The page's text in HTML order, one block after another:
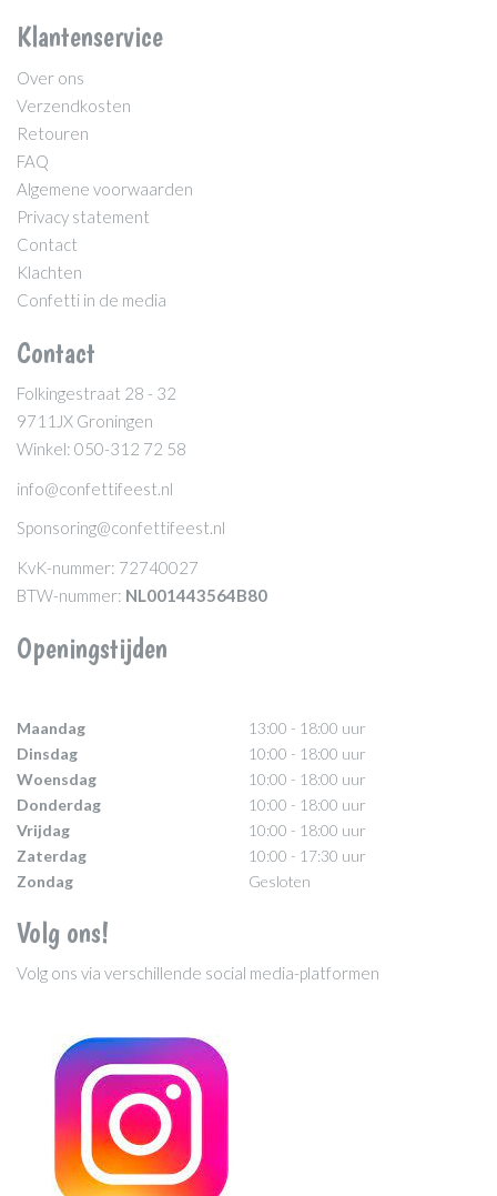
Klantenservice
Over ons
Verzendkosten
Retouren
FAQ
Algemene voorwaarden
Privacy statement
Contact
Klachten
Confetti in de media
Contact
Folkingestraat 28 - 32
9711JX Groningen
Winkel: 050-312 72 58
info@confettifeest.nl
Sponsoring@confettifeest.nl
KvK-nummer: 72740027
BTW-nummer: NL001443564B80
Openingstijden
Maandag
13:00 - 18:00 uur
Dinsdag
10:00 - 18:00 uur
Woensdag
10:00 - 18:00 uur
Donderdag
10:00 - 18:00 uur
Vrijdag
10:00 - 18:00 uur
Zaterdag
10:00 - 17:30 uur
Zondag
Gesloten
Volg ons!
Volg ons via verschillende social media-platformen